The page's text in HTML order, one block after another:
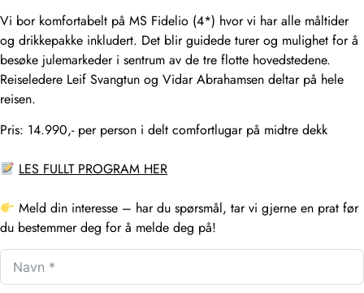
Vi bor komfortabelt på MS Fidelio (4*) hvor vi har alle måltider
og drikkepakke inkludert. Det blir guidede turer og mulighet for å
besøke julemarkeder i sentrum av de tre flotte hovedstedene.
Reiseledere Leif Svangtun og Vidar Abrahamsen deltar på hele
reisen.
Pris: 14.990,- per person i delt comfortlugar på midtre dekk
LES FULLT PROGRAM HER
Meld din interesse – har du spørsmål, tar vi gjerne en prat før
du bestemmer deg for å melde deg på!